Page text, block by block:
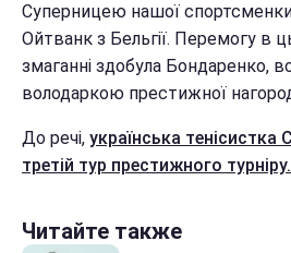
Суперницею нашої спортсменки
Ойтванк з Бельгії. Перемогу в
змаганні здобула Бондаренко,
володаркою престижної
До речі, українська тенісистка
третій тур престижного турніру.
Читайте также